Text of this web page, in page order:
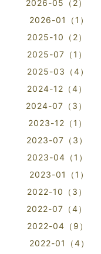
2026-05（2）
2026-01（1）
2025-10（2）
2025-07（1）
2025-03（4）
2024-12（4）
2024-07（3）
2023-12（1）
2023-07（3）
2023-04（1）
2023-01（1）
2022-10（3）
2022-07（4）
2022-04（9）
2022-01（4）